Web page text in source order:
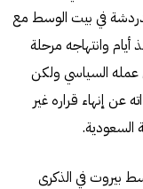
في بيت الوسط مع
وانتهاجه مرحلة
السياسي ولكن
عن إنهاء قراره غير
السعودية.
بيروت في الذكرى